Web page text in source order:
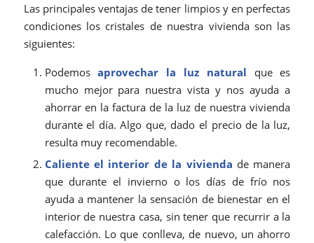
Las principales ventajas de tener limpios y en perfectas
condiciones los cristales de nuestra vivienda son las
siguientes:
Podemosaprovechar la luz natural que es
mucho mejor para nuestra vista y nos ayuda a
ahorrar en la factura de la luz de nuestra vivienda
durante el día. Algo que, dado el precio de la luz,
resulta muy recomendable.
Caliente el interior de la vivienda de manera
que durante el invierno o los días de frío nos
ayuda a mantener la sensación de bienestar en el
interior de nuestra casa, sin tener que recurrir a la
calefacción. Lo que conlleva, de nuevo, un ahorro